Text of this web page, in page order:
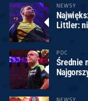
NEWSY
Littler:
PDC
Średnie
NEWSY